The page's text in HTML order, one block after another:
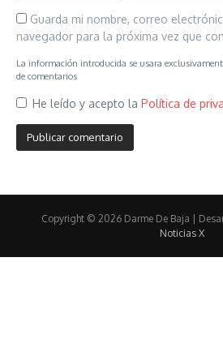
Guarda mi nombre, correo
navegador para la próxima vez que
La información introducida se usara
de comentarios
He leído y acepto la Política de
Copyright © 2026 Darme De Baja |
Noticias X